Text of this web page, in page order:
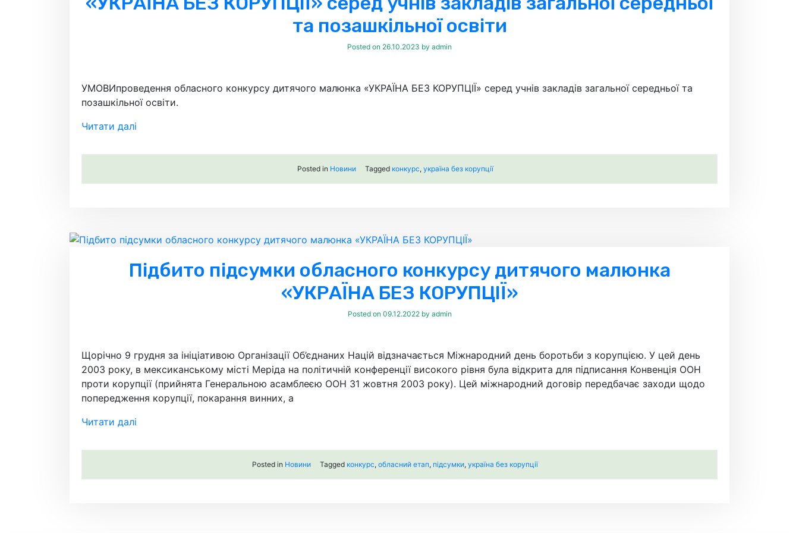
та позашкільної освіти
Posted on 26.10.2023 by admin
УМОВИпроведення обласного конкурсу дитячого малюнка «УКРАЇНА БЕЗ КОРУПЦІЇ» серед учнів закладів загальної середньої та
позашкільної освіти.
Читати далі
Posted in Новини Tagged конкурс, україна без корупції
Підбито підсумки обласного конкурсу дитячого малюнка
«УКРАЇНА БЕЗ КОРУПЦІЇ»
Posted on 09.12.2022by admin
Щорічно 9 грудня за ініціативою Організації Об’єднаних Націй відзначається Міжнародний день боротьби з корупцією. У цей день
2003 року, в мексиканському місті Меріда на політичній конференції високого рівня була відкрита для підписання Конвенція ООН
проти корупції (прийнята Генеральною асамблеєю ООН 31 жовтня 2003 року). Цей міжнародний договір передбачає заходи щодо
попередження корупції, покарання винних, а
Читати далі
Posted in Новини Tagged конкурс, обласний етап, підсумки, україна без корупції